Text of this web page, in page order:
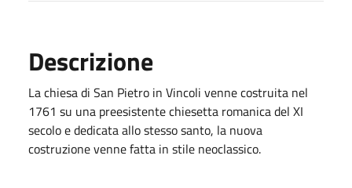
Descrizione
La chiesa di San Pietro in Vincoli venne costruita nel
1761 su una preesistente chiesetta romanica del XI
secolo e dedicata allo stesso santo, la nuova
costruzione venne fatta in stile neoclassico.